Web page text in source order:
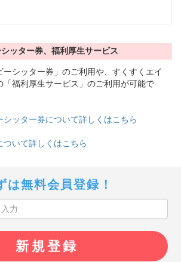
ッター券、福利厚生サービス
ーシッター券」のご利用や、すくすくエイ
「福利厚生サービス」のご利用が可能で
シッター券について詳しくはこちら
いて詳しくはこちら
は無料会員登録！